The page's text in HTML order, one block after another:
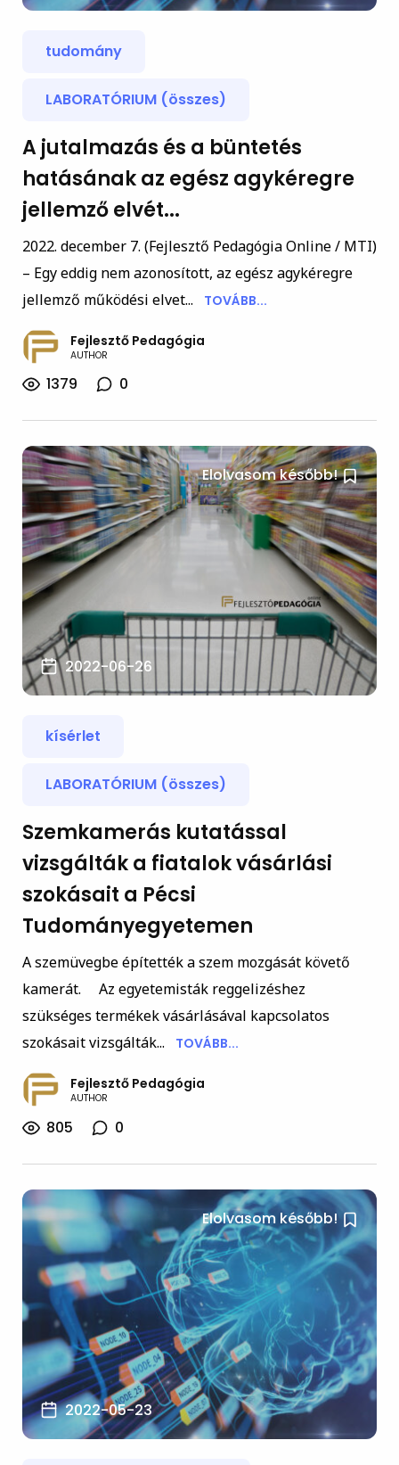
tudomány
LABORATÓRIUM (összes)
A jutalmazás és a büntetés
hatásának az egész agykéregre
jellemző elvét...
2022. december 7. (Fejlesztő Pedagógia Online / MTI)
– Egy eddig nem azonosított, az egész agykéregre
jellemző működési elvet...
TOVÁBB...
Fejlesztő Pedagógia
AUTHOR
1379 0
Elolvasom később!
2022-06-26
kísérlet
LABORATÓRIUM (összes)
Szemkamerás kutatással
vizsgálták a fiatalok vásárlási
szokásait a Pécsi
Tudományegyetemen
A szemüvegbe építették a szem mozgását követő
kamerát. Az egyetemisták reggelizéshez
szükséges termékek vásárlásával kapcsolatos
szokásait vizsgálták...
TOVÁBB...
Fejlesztő Pedagógia
AUTHOR
805 0
Elolvasom később!
2022-05-23